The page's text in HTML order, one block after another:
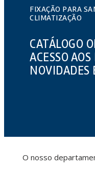
FIXAÇÃO PARA
CLIMATIZAÇÃO
CATÁLOGO
ACESSO
NOVIDADES
O nosso